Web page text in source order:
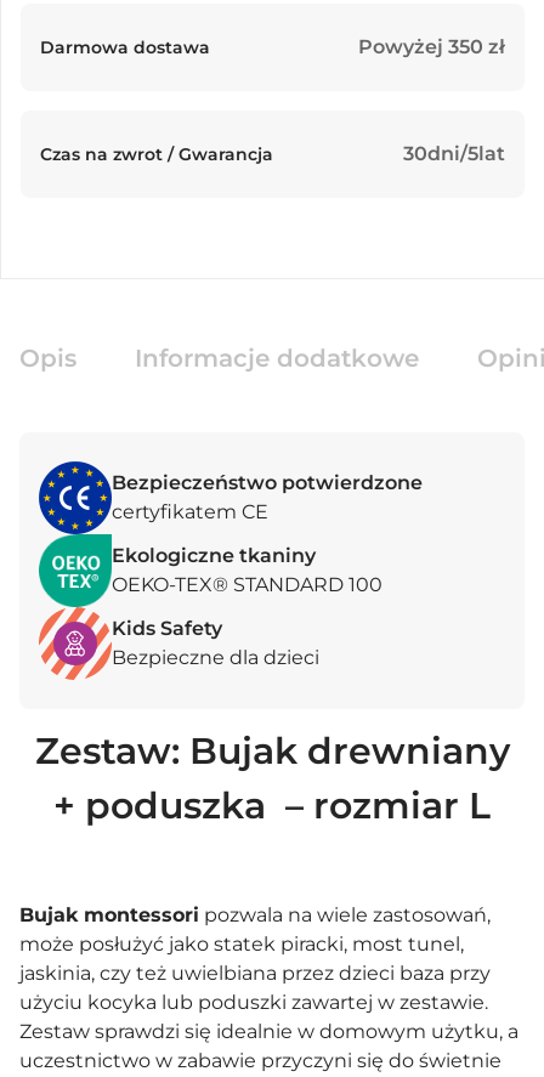
Darmowa dostawa Powyżej 350 zł
Czas na zwrot / Gwarancja 30dni/5lat
Opis Informacje dodatkowe
Bezpieczeństwo potwierdzone
certyfikatem CE
Ekologiczne tkaniny
OEKO-TEX® STANDARD 100
Kids Safety
Bezpieczne dla dzieci
Zestaw: Bujak drewniany
+ poduszka – rozmiar L
Bujak montessori pozwala na wiele zastosowań,
może posłużyć jako statek piracki, most tunel,
jaskinia, czy też uwielbiana przez dzieci baza przy
użyciu kocyka lub poduszki zawartej w zestawie.
Zestaw sprawdzi się idealnie w domowym użytku, a
uczestnictwo w zabawie przyczyni się do świetnie